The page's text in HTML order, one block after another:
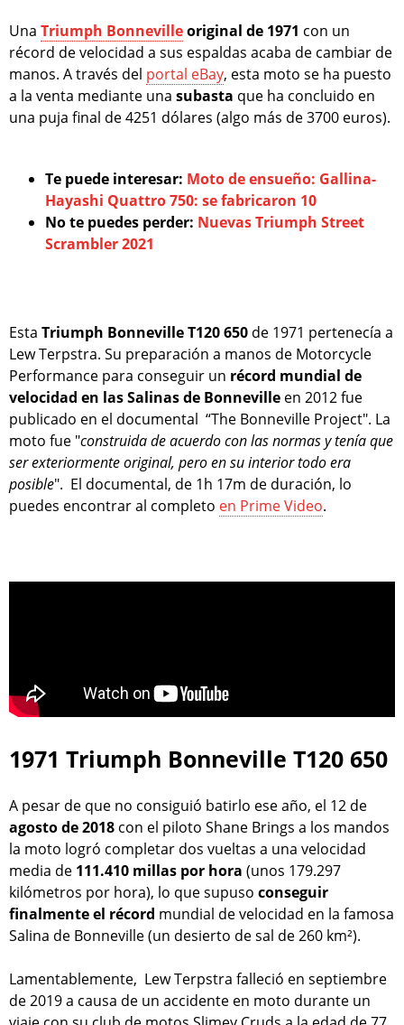
Una Triumph Bonnevilleoriginal de 1971 con un
récord de velocidad a sus espaldas acaba de cambiar de
manos. A través del portal eBay, esta moto se ha puesto
a la venta mediante una subasta que ha concluido en
una puja final de 4251 dólares (algo más de 3700 euros).
Te puede interesar: Moto de ensueño: Gallina-
Hayashi Quattro 750: se fabricaron 10
No te puedes perder: Nuevas Triumph Street
Scrambler 2021
Esta Triumph Bonneville T120 650 de 1971 pertenecía a
Lew Terpstra. Su preparación a manos de Motorcycle
Performance para conseguir un récord mundial de
velocidad en las Salinas de Bonneville en 2012 fue
publicado en el documental “The Bonneville Project". La
moto fue "construida de acuerdo con las normas y tenía que
ser exteriormente original, pero en su interior todo era
posible". El documental, de 1h 17m de duración, lo
puedes encontrar al completo en Prime Video.
1971 Triumph Bonneville T120 650
A pesar de que no consiguió batirlo ese año, el 12 de
agosto de 2018 con el piloto Shane Brings a los mandos
la moto logró completar dos vueltas a una velocidad
media de 111.410 millas por hora (unos 179.297
kilómetros por hora), lo que supuso conseguir
finalmente el récord mundial de velocidad en la famosa
Salina de Bonneville (un desierto de sal de 260 km²).
Lamentablemente, Lew Terpstra falleció en septiembre
de 2019 a causa de un accidente en moto durante un